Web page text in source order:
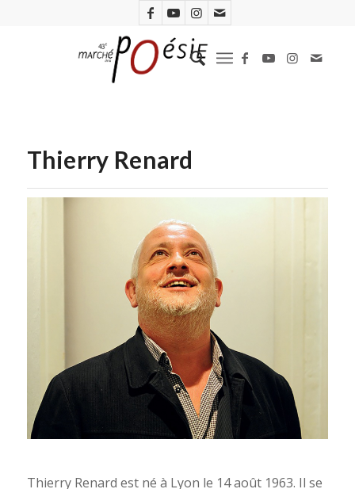
Thierry Renard
(D.R.)
Thierry Renard est né à Lyon le 14 août 1963. Il se